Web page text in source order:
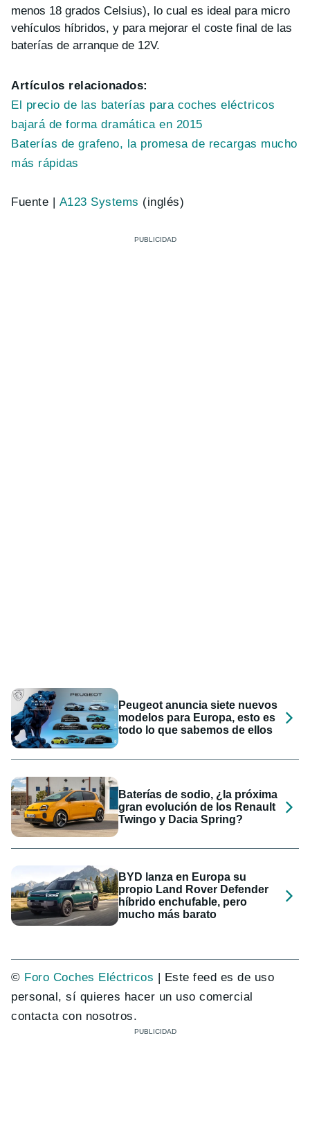
menos 18 grados Celsius), lo cual es ideal para micro
vehículos híbridos, y para mejorar el coste final de las
baterías de arranque de 12V.
Artículos relacionados:
El precio de las baterías para coches eléctricos
bajará de forma dramática en 2015
Baterías de grafeno, la promesa de recargas mucho
más rápidas
Fuente | A123 Systems (inglés)
Peugeot anuncia siete nuevos
modelos para Europa, esto es
todo lo que sabemos de ellos
Baterías de sodio, ¿la próxima
gran evolución de los Renault
Twingo y Dacia Spring?
BYD lanza en Europa su
propio Land Rover Defender
híbrido enchufable, pero
mucho más barato
© Foro Coches Eléctricos | Este feed es de uso
personal, sí quieres hacer un uso comercial
contacta con nosotros.